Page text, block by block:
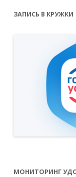
ЗАПИСЬ В КРУЖКИ
МОНИТОРИНГ